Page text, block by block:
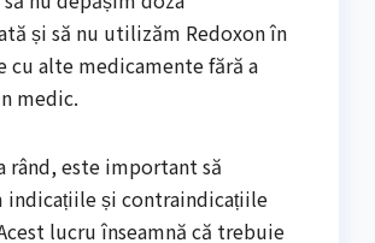
și să nu utilizăm Redoxon în
cu alte medicamente fără a
medic.
rând, este important să
indicațiile și contraindicațiile
lucru înseamnă că trebuie